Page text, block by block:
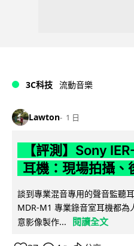
3C科技 流動音樂
Lawton 1 日
【評測】Sony
耳機：現場拍攝、
談到專業混音專用的聲音監聽
MDR-M1 專業錄音室耳機都為
意影像製作...
閱讀全文